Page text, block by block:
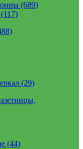
(689)
(29)
(44)